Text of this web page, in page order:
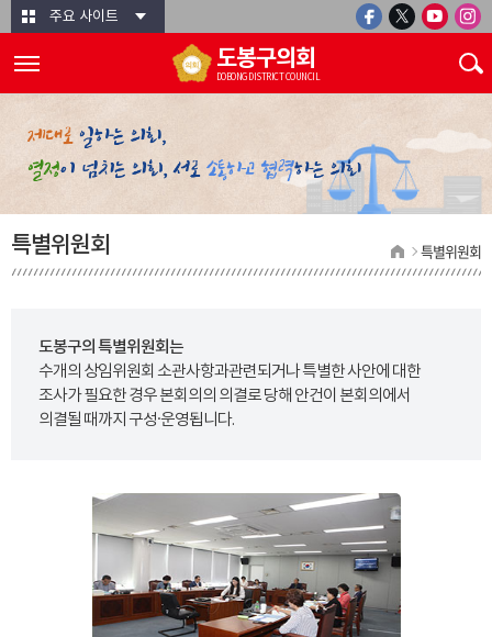
본문바로가기주요 사이트
도봉구의회
DOBONG DISTRICT COUNCIL
특별위원회 특별위원회
도봉구의 특별위원회는
수개의 상임위원회 소관사항과관련되거나 특별한 사안에 대한
조사가 필요한 경우 본회의의 의결로 당해 안건이 본회의에서
의결될 때까지 구성·운영됩니다.